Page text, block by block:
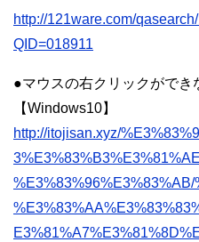
http://121ware.com/
QID=018911
●マウスの右クリックがで
【Windows10】
http://itojisan.xyz/